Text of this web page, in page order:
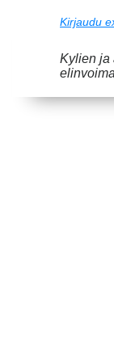
Kirjaudu
Kylien ja